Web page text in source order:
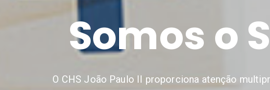
Somos o
O CHS João Paulo II proporciona atenção